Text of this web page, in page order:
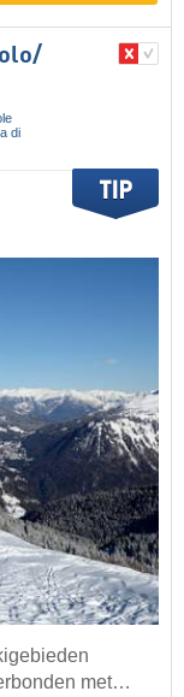
di
met…